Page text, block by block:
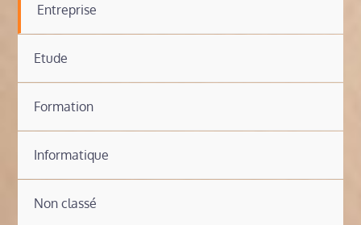
Entreprise
Etude
Formation
Informatique
Non classé